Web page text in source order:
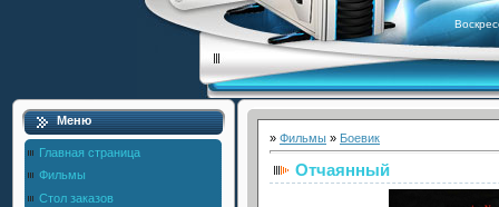
Меню
Главная страница
Фильмы
Стол заказов
» Фильмы » Боевик
Отчаянный